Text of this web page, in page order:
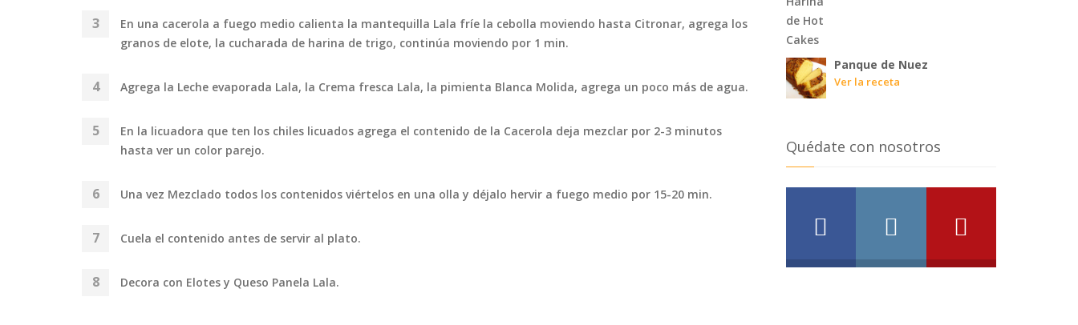
En una cacerola a fuego medio calienta la mantequilla Lala fríe la cebolla moviendo hasta Citronar, agrega los
granos de elote, la cucharada de harina de trigo, continúa moviendo por 1 min.
Agrega la Leche evaporada Lala, la Crema fresca Lala, la pimienta Blanca Molida, agrega un poco más de agua.
En la licuadora que ten los chiles licuados agrega el contenido de la Cacerola deja mezclar por 2-3 minutos
hasta ver un color parejo.
Una vez Mezclado todos los contenidos viértelos en una olla y déjalo hervir a fuego medio por 15-20 min.
Cuela el contenido antes de servir al plato.
Decora con Elotes y Queso Panela Lala.
Panque de Nuez
Ver la receta
Quédate con nosotros